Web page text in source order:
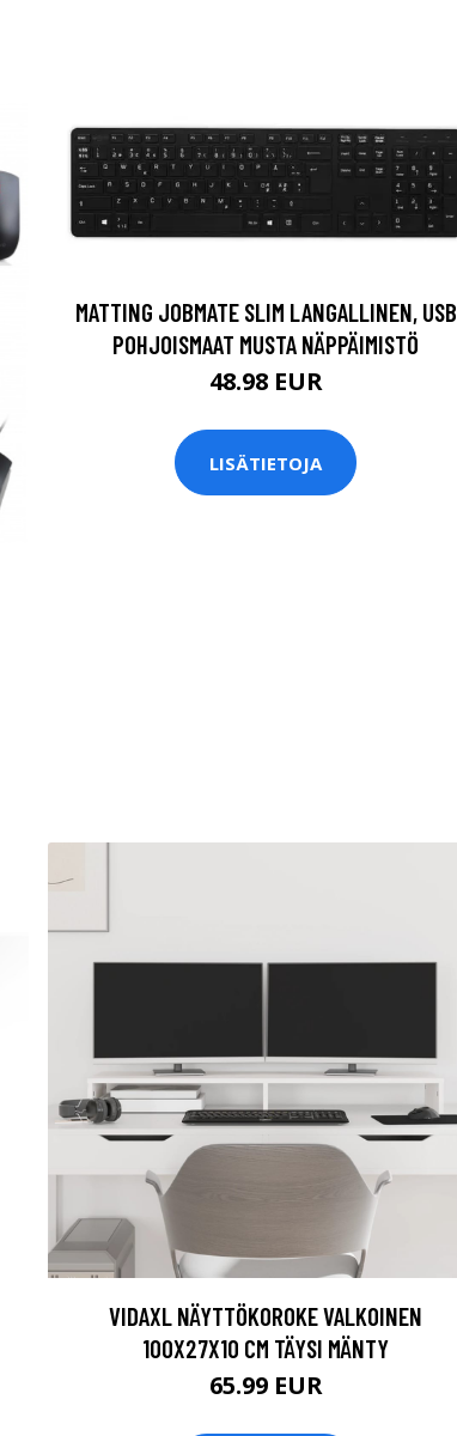
MATTING JOBMATE SLIM LANGALLINEN, USB
POHJOISMAAT MUSTA NÄPPÄIMISTÖ
48.98 EUR
LISÄTIETOJA
VIDAXL NÄYTTÖKOROKE VALKOINEN
100X27X10 CM TÄYSI MÄNTY
65.99 EUR